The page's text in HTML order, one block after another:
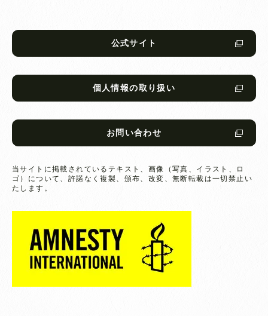
公式サイト
個人情報の取り扱い
お問い合わせ
当サイトに掲載されているテキスト、画像（写真、イラスト、ロ
ゴ）について、 許諾なく複製、頒布、改変、無断転載は一切禁止い
たします。